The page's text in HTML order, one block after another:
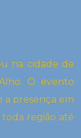
na cidade de
O evento
a presença em
toda região até